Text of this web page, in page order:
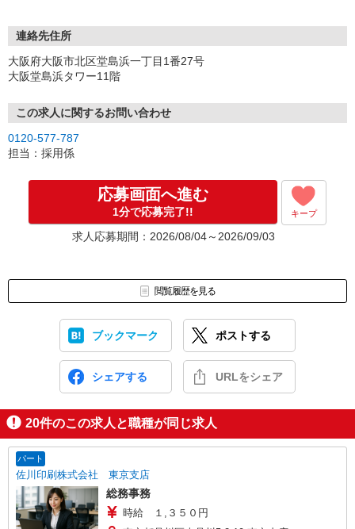
［3］お仕事の紹介
ご希望条件に合うお仕事があればその他のお仕事もご紹介
↓
就業にあたっての手続きを行います。
↓
［5］お仕事スタート
出勤初日は営業担当が同行するので
※ご応募のタイミングによっては募集が終了している場合もござい
ます。予めご了承ください。
連絡先住所
大阪府大阪市北区堂島浜一丁目1番27号
大阪堂島浜タワー11階
この求人に関するお問い合わせ
0120-577-787
担当：採用係
応募画面へ進む
1分で応募完了!! キープ
求人応募期間：2026/08/04～2026/09/03
閲覧履歴を見る
ブックマーク ポストする
シェアする URLをシェア
20件のこの求人と職種が同じ求人
パート
佐川印刷株式会社 東京支店
総務事務
時給 １,３５０円